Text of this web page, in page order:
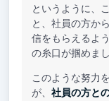
というように、
と、社員の方か
信をもらえるよ
の糸口が掴めまし
このような努力
が、社員の方と